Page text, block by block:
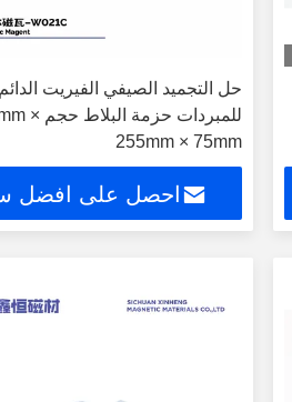
حل التجميد الصيفي الفيريت الدائم
255mm × 75mm
احصل على افضل